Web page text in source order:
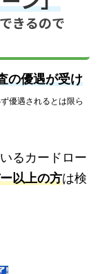
きるので
の優遇が受け
優遇されるとは限ら
るカードロー
以上の方は検